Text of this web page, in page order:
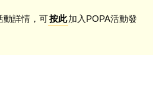
動詳情，可按此加入POPA活動發